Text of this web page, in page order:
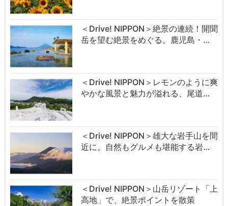
＜Drive! NIPPON＞絶景の連続！開聞
岳を望む絶景をめぐる。鹿児島・…
＜Drive! NIPPON＞レモンのように爽
やかな風景と魅力が溢れる、尾道…
＜Drive! NIPPON＞雄大な岩手山を間
近に。自然もグルメも堪能する岩…
＜Drive! NIPPON＞山岳リゾート「上
高地」で、絶景ポイントを散策